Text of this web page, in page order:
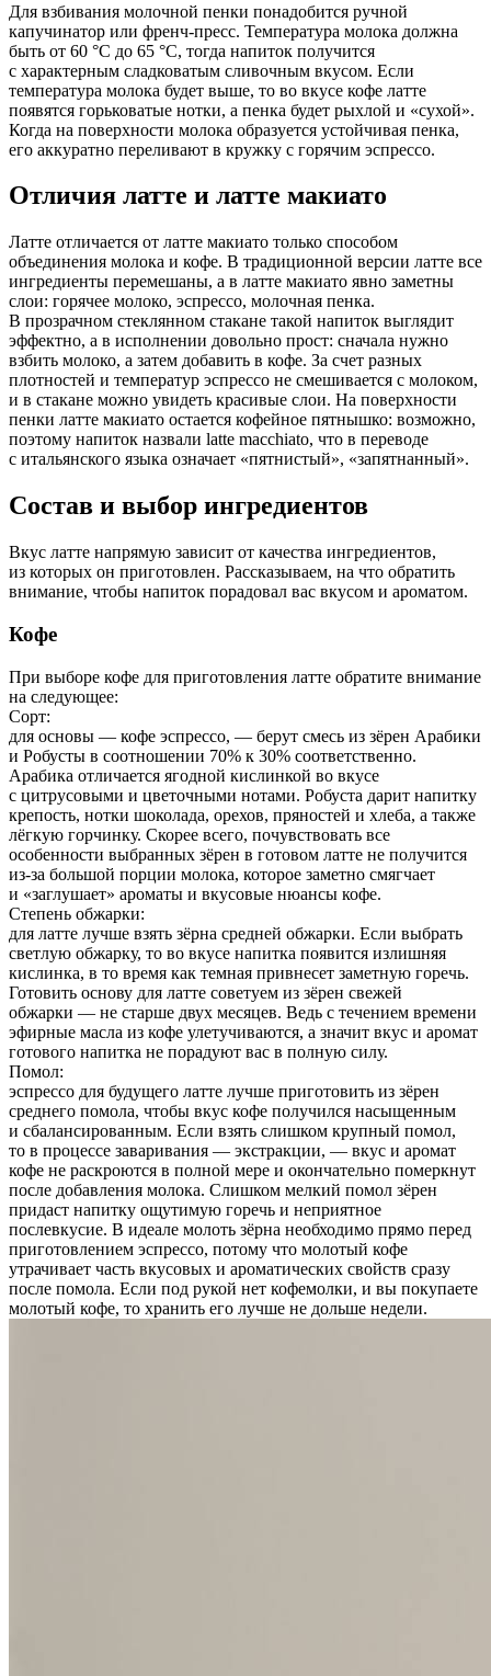
Для взбивания молочной пенки понадобится ручной
капучинатор или френч-пресс. Температура молока должна
быть от 60 °C до 65 °C, тогда напиток получится
с характерным сладковатым сливочным вкусом. Если
температура молока будет выше, то во вкусе кофе латте
появятся горьковатые нотки, а пенка будет рыхлой и «сухой».
Когда на поверхности молока образуется устойчивая пенка,
его аккуратно переливают в кружку с горячим эспрессо.
Отличия латте и латте макиато
Латте отличается от латте макиато только способом
объединения молока и кофе. В традиционной версии латте все
ингредиенты перемешаны, а в латте макиато явно заметны
слои: горячее молоко, эспрессо, молочная пенка.
В прозрачном стеклянном стакане такой напиток выглядит
эффектно, а в исполнении довольно прост: сначала нужно
взбить молоко, а затем добавить в кофе. За счет разных
плотностей и температур эспрессо не смешивается с молоком,
и в стакане можно увидеть красивые слои. На поверхности
пенки латте макиато остается кофейное пятнышко: возможно,
поэтому напиток назвали latte macchiato, что в переводе
с итальянского языка означает «пятнистый», «запятнанный».
Состав и выбор ингредиентов
Вкус латте напрямую зависит от качества ингредиентов,
из которых он приготовлен. Рассказываем, на что обратить
внимание, чтобы напиток порадовал вас вкусом и ароматом.
Кофе
При выборе кофе для приготовления латте обратите внимание
на следующее:
Сорт:
для основы — кофе эспрессо, — берут смесь из зёрен Арабики
и Робусты в соотношении 70% к 30% соответственно.
Арабика отличается ягодной кислинкой во вкусе
с цитрусовыми и цветочными нотами. Робуста дарит напитку
крепость, нотки шоколада, орехов, пряностей и хлеба, а также
лёгкую горчинку. Скорее всего, почувствовать все
особенности выбранных зёрен в готовом латте не получится
из-за большой порции молока, которое заметно смягчает
и «заглушает» ароматы и вкусовые нюансы кофе.
Степень обжарки:
для латте лучше взять зёрна средней обжарки. Если выбрать
светлую обжарку, то во вкусе напитка появится излишняя
кислинка, в то время как темная привнесет заметную горечь.
Готовить основу для латте советуем из зёрен свежей
обжарки — не старше двух месяцев. Ведь с течением времени
эфирные масла из кофе улетучиваются, а значит вкус и аромат
готового напитка не порадуют вас в полную силу.
Помол:
эспрессо для будущего латте лучше приготовить из зёрен
среднего помола, чтобы вкус кофе получился насыщенным
и сбалансированным. Если взять слишком крупный помол,
то в процессе заваривания — экстракции, — вкус и аромат
кофе не раскроются в полной мере и окончательно померкнут
после добавления молока. Слишком мелкий помол зёрен
придаст напитку ощутимую горечь и неприятное
послевкусие. В идеале молоть зёрна необходимо прямо перед
приготовлением эспрессо, потому что молотый кофе
утрачивает часть вкусовых и ароматических свойств сразу
после помола. Если под рукой нет кофемолки, и вы покупаете
молотый кофе, то хранить его лучше не дольше недели.